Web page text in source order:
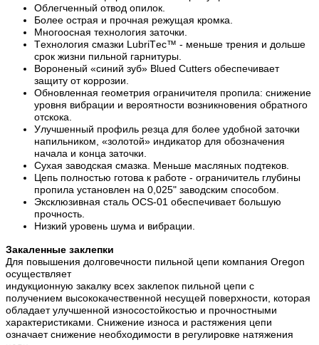
Облегченный отвод опилок.
Более острая и прочная режущая кромка.
Многоосная технология заточки.
Технология смазки LubriTec™ - меньше трения и дольше
срок жизни пильной гарнитуры.
Вороненый «синий зуб» Blued Cutters обеспечивает
защиту от коррозии.
Обновленная геометрия ограничителя пропила: снижение
уровня вибрации и вероятности возникновения обратного
отскока.
Улучшенный профиль резца для более удобной заточки
напильником, «золотой» индикатор для обозначения
начала и конца заточки.
Сухая заводская смазка. Меньше масляных подтеков.
Цепь полностью готова к работе - ограничитель глубины
пропила установлен на 0,025" заводским способом.
Эксклюзивная сталь OCS-01 обеспечивает большую
прочность.
Низкий уровень шума и вибрации.
Закаленные заклепки
Для повышения долговечности пильной цепи компания Oregon
осуществляет
индукционную закалку всех заклепок пильной цепи с
получением высококачественной несущей поверхности, которая
обладает улучшенной износостойкостью и прочностными
характеристиками. Снижение износа и растяжения цепи
означает снижение необходимости в регулировке натяжения